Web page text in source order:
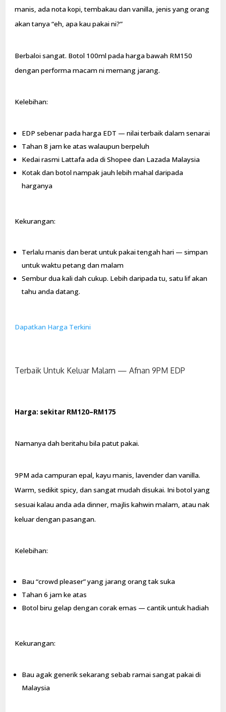
manis, ada nota kopi, tembakau dan vanilla, jenis yang orang
akan tanya “eh, apa kau pakai ni?”
Berbaloi sangat. Botol 100ml pada harga bawah RM150
dengan performa macam ni memang jarang.
Kelebihan:
EDP sebenar pada harga EDT — nilai terbaik dalam senarai
Tahan 8 jam ke atas walaupun berpeluh
Kedai rasmi Lattafa ada di Shopee dan Lazada Malaysia
Kotak dan botol nampak jauh lebih mahal daripada
harganya
Kekurangan:
Terlalu manis dan berat untuk pakai tengah hari — simpan
untuk waktu petang dan malam
Sembur dua kali dah cukup. Lebih daripada tu, satu lif akan
tahu anda datang.
Dapatkan Harga Terkini
Terbaik Untuk Keluar Malam — Afnan 9PM EDP
Harga: sekitar RM120–RM175
Namanya dah beritahu bila patut pakai.
9PM ada campuran epal, kayu manis, lavender dan vanilla.
Warm, sedikit spicy, dan sangat mudah disukai. Ini botol yang
sesuai kalau anda ada dinner, majlis kahwin malam, atau nak
keluar dengan pasangan.
Kelebihan:
Bau “crowd pleaser” yang jarang orang tak suka
Tahan 6 jam ke atas
Botol biru gelap dengan corak emas — cantik untuk hadiah
Kekurangan:
Bau agak generik sekarang sebab ramai sangat pakai di
Malaysia